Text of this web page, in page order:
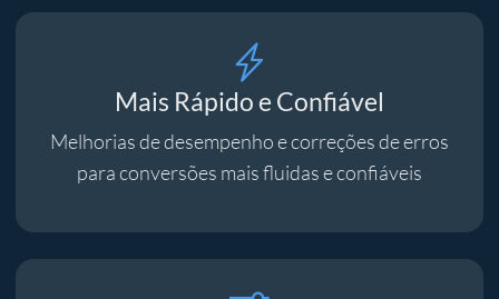
Mais Rápido e Confiável
Melhorias de desempenho e correções de erros
para conversões mais fluidas e confiáveis